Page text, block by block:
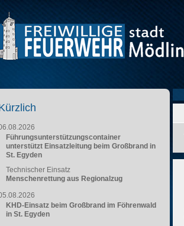
Führungsunterstützungscontainer
unterstützt Einsatzleitung beim Großbrand in
St. Egyden
Technischer Einsatz
Menschenrettung aus Regionalzug
KHD-Einsatz beim Großbrand im Föhrenwald
in St. Egyden